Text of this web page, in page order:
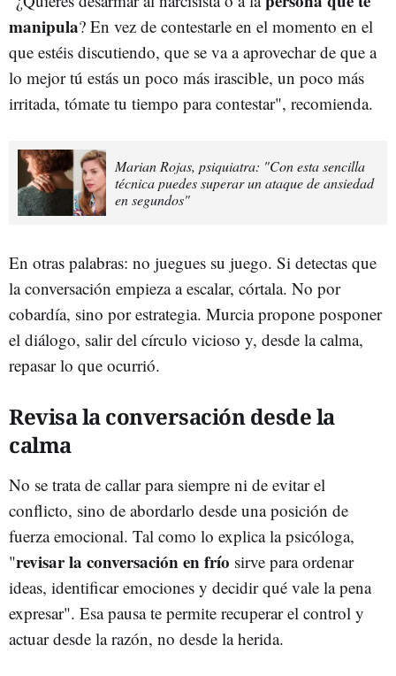
manipula? En vez de contestarle en el momento en el
que estéis discutiendo, que se va a aprovechar de que a
lo mejor tú estás un poco más irascible, un poco más
irritada, tómate tu tiempo para contestar", recomienda.
Marian Rojas, psiquiatra: "Con esta sencilla
técnica puedes superar un ataque de ansiedad
en segundos"
En otras palabras: no juegues su juego. Si detectas que
la conversación empieza a escalar, córtala. No por
cobardía, sino por estrategia. Murcia propone posponer
el diálogo, salir del círculo vicioso y, desde la calma,
repasar lo que ocurrió.
Revisa la conversación desde la
calma
No se trata de callar para siempre ni de evitar el
conflicto, sino de abordarlo desde una posición de
fuerza emocional. Tal como lo explica la psicóloga,
"revisar la conversación en frío sirve para ordenar
ideas, identificar emociones y decidir qué vale la pena
expresar". Esa pausa te permite recuperar el control y
actuar desde la razón, no desde la herida.